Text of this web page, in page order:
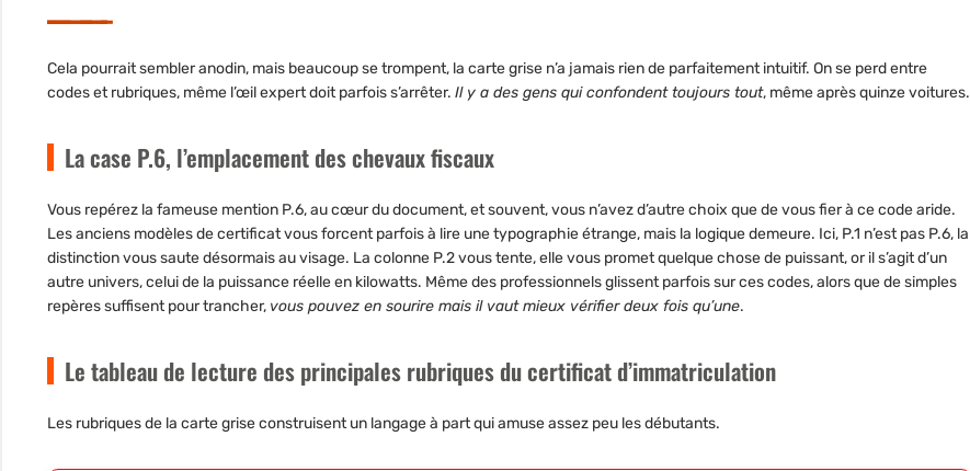
Cela pourrait sembler anodin, mais beaucoup se trompent, la carte grise n’a jamais rien de parfaitement intuitif. On se perd entre
codes et rubriques, même l’œil expert doit parfois s’arrêter. Il y a des gens qui confondent toujours tout, même après quinze voitures.
La case P.6, l’emplacement des chevaux fiscaux
Vous repérez la fameuse mention P.6, au cœur du document, et souvent, vous n’avez d’autre choix que de vous fier à ce code aride.
Les anciens modèles de certificat vous forcent parfois à lire une typographie étrange, mais la logique demeure. Ici, P.1 n’est pas P.6, la
distinction vous saute désormais au visage. La colonne P.2 vous tente, elle vous promet quelque chose de puissant, or il s’agit d’un
autre univers, celui de la puissance réelle en kilowatts. Même des professionnels glissent parfois sur ces codes, alors que de simples
repères suffisent pour trancher, vous pouvez en sourire mais il vaut mieux vérifier deux fois qu’une.
Le tableau de lecture des principales rubriques du certificat d’immatriculation
Les rubriques de la carte grise construisent un langage à part qui amuse assez peu les débutants.